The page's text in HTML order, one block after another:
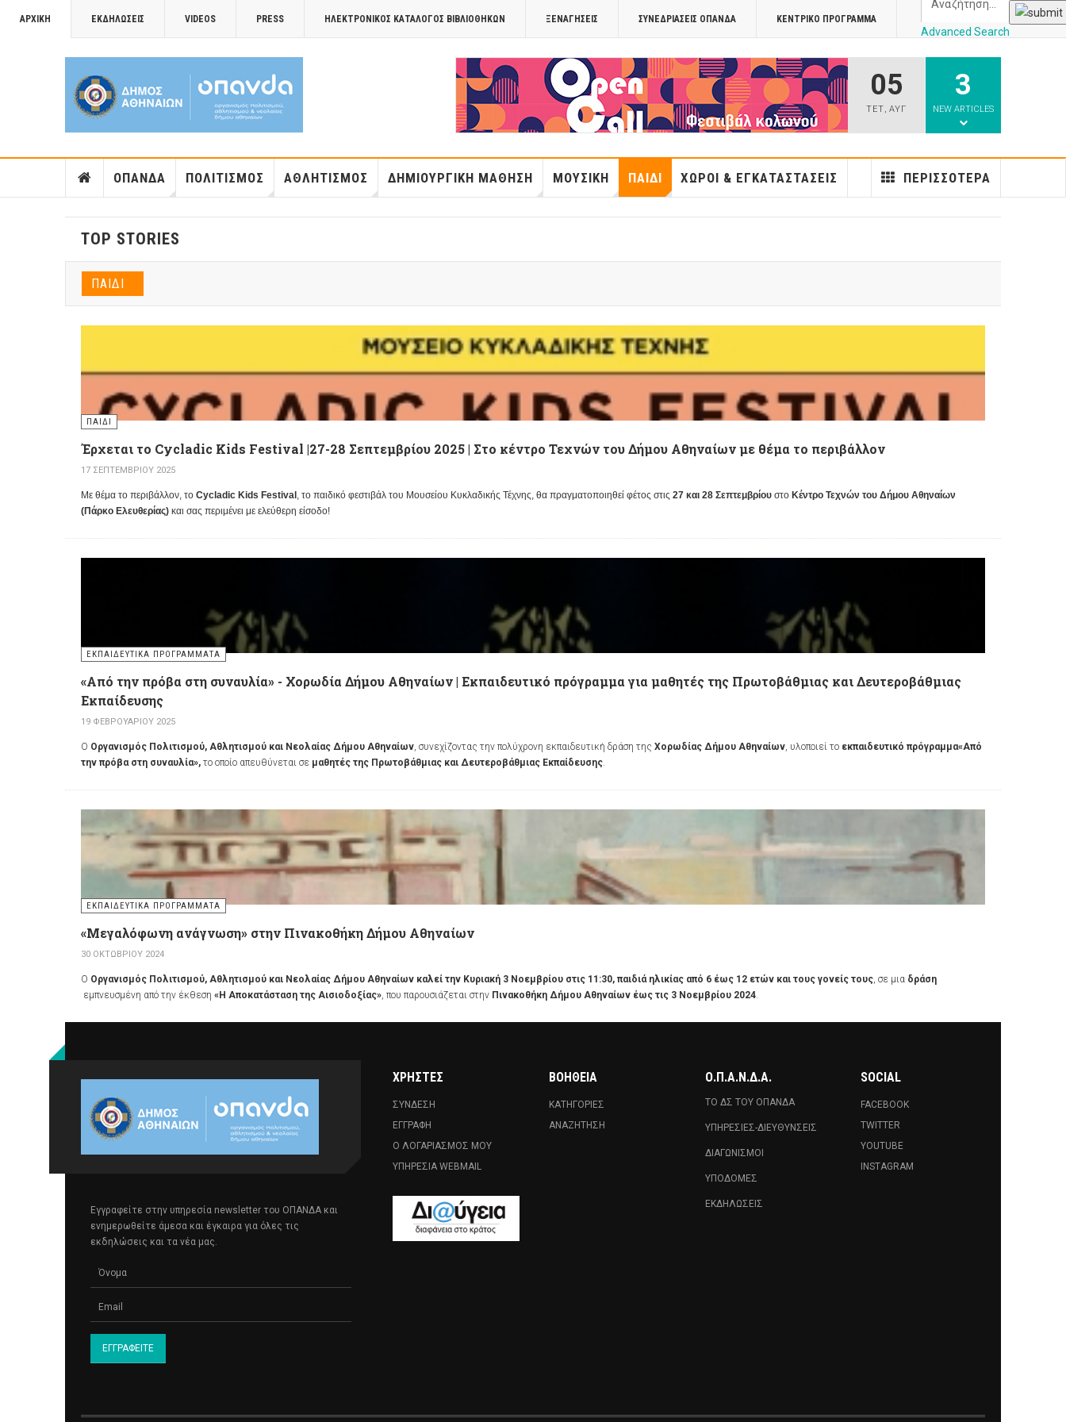
ΑΡΧΙΚΉ ΕΚΔΗΛΏΣΕΙΣ VIDEOS PRESS ΗΛΕΚΤΡΟΝΙΚΟΣ ΚΑΤΑΛΟΓΟΣ ΒΙΒΛΙΟΘΗΚΩΝ ΞΕΝΑΓΉΣΕΙΣ ΣΥΝΕΔΡΙΆΣΕΙΣ ΟΠΑΝΔΑ ΚΕΝΤΡΙΚΌ ΠΡΌΓΡΑΜΜΑ
Advanced Search
OPANDAcityofathens 05
ΤΕΤ,ΑΥΓ
3
NEW ARTICLES
ΟΠΑΝΔΑ ΠΟΛΙΤΙΣΜΌΣ ΑΘΛΗΤΙΣΜΌΣ ΔΗΜΙΟΥΡΓΙΚΉ ΜΆΘΗΣΗ ΜΟΥΣΙΚΉ ΠΑΙΔΊ ΧΏΡΟΙ & ΕΓΚΑΤΑΣΤΆΣΕΙΣ ΠΕΡΙΣΣΌΤΕΡΑ
TOP STORIES
ΠΑΙΔΊ
ΠΑΙΔΊ
Έρχεται το Cycladic Kids Festival |27-28 Σεπτεμβρίου 2025 | Στο κέντρο Τεχνών του Δήμου Αθηναίων με θέμα το περιβάλλον
17 ΣΕΠΤΕΜΒΡΊΟΥ 2025
Με θέμα το περιβάλλον, το Cycladic Kids Festival , το παιδικό φεστιβάλ του Μουσείου Κυκλαδικής Τέχνης, θα πραγματοποιηθεί φέτος στις 27 και 28 Σεπτεμβρίου στο Κέντρο Τεχνών του Δήμου Αθηναίων
(Πάρκο Ελευθερίας) και σας περιμένει με ελεύθερη είσοδο!
ΕΚΠΑΙΔΕΥΤΙΚΆ ΠΡΟΓΡΆΜΜΑΤΑ
«Από την πρόβα στη συναυλία» - Χορωδία Δήμου Αθηναίων | Εκπαιδευτικό πρόγραμμα για μαθητές της Πρωτοβάθμιας και Δευτεροβάθμιας
Εκπαίδευσης
19 ΦΕΒΡΟΥΑΡΊΟΥ 2025
Ο Οργανισμός Πολιτισμού, Αθλητισμού και Νεολαίας Δήμου Αθηναίων, συνεχίζοντας την πολύχρονη εκπαιδευτική δράση της Χορωδίας Δήμου Αθηναίων, υλοποιεί το εκπαιδευτικό πρόγραμμα«Από
την πρόβα στη συναυλία», το οποίο απευθύνεται σε μαθητές της Πρωτοβάθμιας και Δευτεροβάθμιας Εκπαίδευσης.
ΕΚΠΑΙΔΕΥΤΙΚΆ ΠΡΟΓΡΆΜΜΑΤΑ
«Μεγαλόφωνη ανάγνωση» στην Πινακοθήκη Δήμου Αθηναίων
30 ΟΚΤΩΒΡΊΟΥ 2024
Ο Οργανισμός Πολιτισμού, Αθλητισμού και Νεολαίας Δήμου Αθηναίων καλεί την Κυριακή 3 Νοεμβρίου στις 11:30, παιδιά ηλικίας από 6 έως 12 ετών και τους γονείς τους, σε μια δράση
εμπνευσμένη από την έκθεση «Η Αποκατάσταση της Αισιοδοξίας», που παρουσιάζεται στην Πινακοθήκη Δήμου Αθηναίων έως τις 3 Νοεμβρίου 2024.
Εγγραφείτε στην υπηρεσία newsletter του ΟΠΑΝΔΑ και
ενημερωθείτε άμεσα και έγκαιρα για όλες τις
εκδηλώσεις και τα νέα μας.
ΧΡΉΣΤΕΣ
ΣΎΝΔΕΣΗ
ΕΓΓΡΑΦΉ
Ο ΛΟΓΑΡΙΑΣΜΌΣ ΜΟΥ
ΥΠΗΡΕΣΊΑ WEBMAIL
ΒΟΉΘΕΙΑ
ΚΑΤΗΓΟΡΊΕΣ
ΑΝΑΖΉΤΗΣΗ
Ο.Π.Α.Ν.Δ.Α.
ΤΟ ΔΣ ΤΟΥ ΟΠΑΝΔΑ
ΥΠΗΡΕΣΊΕΣ-ΔΙΕΥΘΎΝΣΕΙΣ
ΔΙΑΓΩΝΙΣΜΟΊ
ΥΠΟΔΟΜΈΣ
ΕΚΔΗΛΏΣΕΙΣ
SOCIAL
FACEBOOK
TWITTER
YOUTUBE
INSTAGRAM